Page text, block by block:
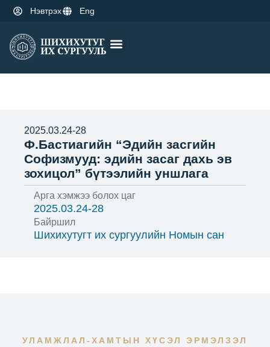
Нэвтрэх Eng
2025.03.24-28
Ф.Бастиагийн “Эдийн засгийн
Софизмууд: эдийн засаг дахь эв
зохицол” бүтээлийн уншлага
Арга хэмжээ болох цаг
2025.03.24-28
Байршил
Шихихутугт их сургуулийн Номын сан
УЛАМЖЛАЛ-ХАМТЫН ХҮСЭЛ ЭРМЭЛЗЭЛ